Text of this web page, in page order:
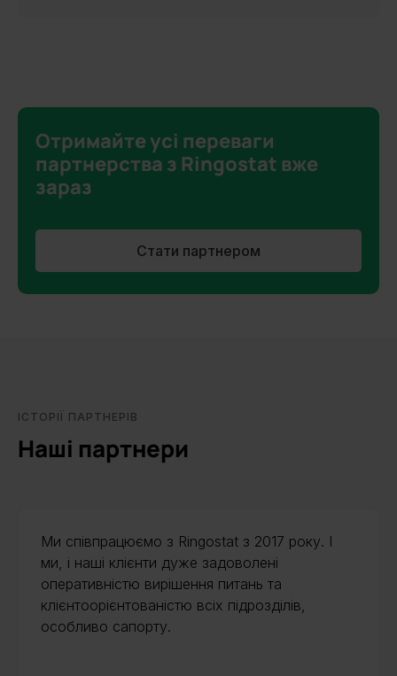
Отримайте усі переваги
партнерства з Ringostat вже
зараз
Стати партнером
ІСТОРІЇ ПАРТНЕРІВ
Наші партнери
Ми співпрацюємо з Ringostat з 2017 року. І
ми, і наші клієнти дуже задоволені
оперативністю вирішення питань та
клієнтоорієнтованістю всіх підрозділів,
особливо сапорту.